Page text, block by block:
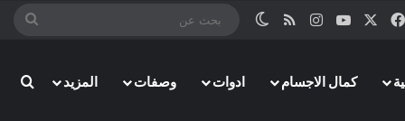
فيسبوك ‫YouTubeانستقرامملخص الموقع RSS
الوضع المظلم
بحث
كمال الاجسام ادوات وصفات المزيد